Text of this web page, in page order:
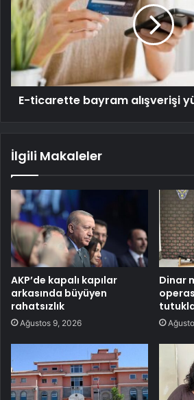
E-ticarette bayram alışverişi
İlgili Makaleler
AKP’de kapalı kapılar
arkasında büyüyen
rahatsızlık
Ağustos 9, 2026
Dinar